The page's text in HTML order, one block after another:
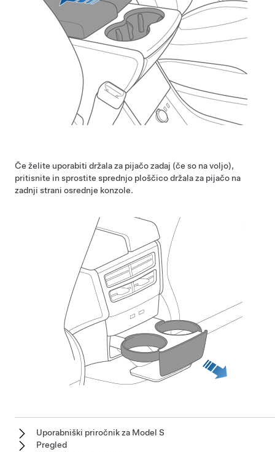
Če želite uporabiti držala za pijačo zadaj (če so na voljo),
pritisnite in sprostite sprednjo ploščico držala za pijačo na
zadnji strani osrednje konzole.
Uporabniški priročnik za Model S
Pregled